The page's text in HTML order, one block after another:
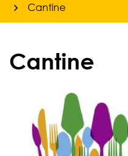
Cantine
Cantine